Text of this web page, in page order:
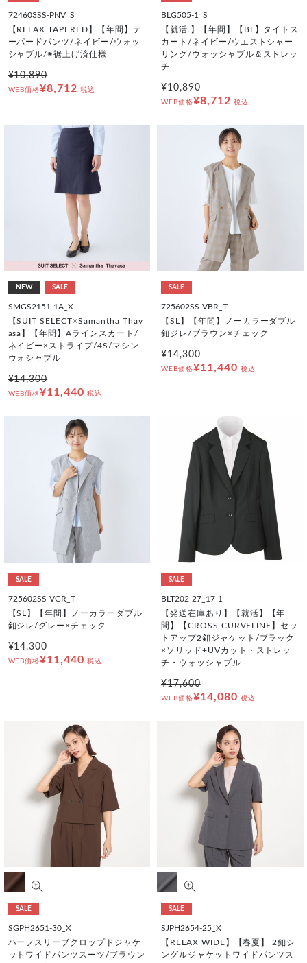
724603SS-PNV_S
【RELAX TAPERED】【年間】テ
ーパードパンツ/ネイビー/ウォッ
シャブル/※裾上げ済仕様
¥10,890
WEB価格¥8,712 税込
BLG505-1_S
【就活.】【年間】【BL】タイトス
カート/ネイビー/ウエストシャー
リング/ウォッシャブル＆ストレッ
チ
¥10,890
WEB価格¥8,712 税込
NEW SALE
SMGS2151-1A_X
【SUIT SELECT×Samantha Thav
asa】【年間】Aラインスカート/
ネイビー×ストライプ/4S/マシン
ウォシャブル
¥14,300
WEB価格¥11,440 税込
SALE
725602SS-VBR_T
【SL】【年間】ノーカラーダブル
釦ジレ/ブラウン×チェック
¥14,300
WEB価格¥11,440 税込
SALE
725602SS-VGR_T
【SL】【年間】ノーカラーダブル
釦ジレ/グレー×チェック
¥14,300
WEB価格¥11,440 税込
SALE
BLT202-27_17-1
【発送在庫あり】【就活】【年
間】【CROSS CURVELINE】セッ
トアップ2釦ジャケット/ブラック
×ソリッド+UVカット・ストレッ
チ・ウォッシャブル
¥17,600
WEB価格¥14,080 税込
SALE
SGPH2651-30_X
ハーフスリーブクロップドジャケ
ットワイドパンツスーツ/ブラウン
SALE
SJPH2654-25_X
【RELAX WIDE】【春夏】 2釦シ
ングルジャケットワイドパンツス